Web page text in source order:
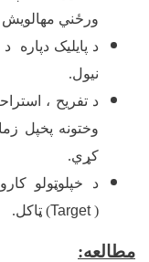
ورځني
د پایلیک دپاره
نیول.
د تفریح ،
وختونه پخپل
کړي.
د خپلوټولو
(
Target) ټاکل.
مطالعه: